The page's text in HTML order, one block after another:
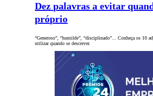
Dez palavras a evitar
próprio
“Generoso”, “humilde”, “disciplinado”... Conheça os 10
utilizar quando se descrever.